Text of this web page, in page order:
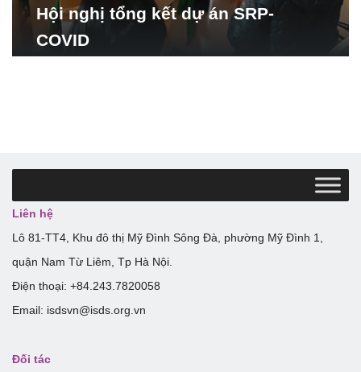
Hội nghị tổng kết dự án SRP-
COVID
Liên hệ
Lô 81-TT4, Khu đô thị Mỹ Đình Sông Đà, phường Mỹ Đình 1,
quận Nam Từ Liêm, Tp Hà Nội.
Điện thoại: +84.243.7820058
Email: isdsvn@isds.org.vn
Đối tác